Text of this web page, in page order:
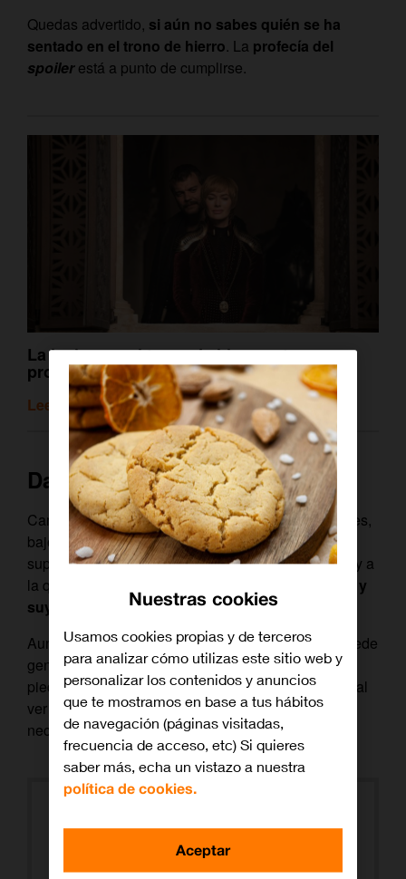
Quedas advertido, si aún no sabes quién se ha
sentado en el trono de hierro. La profecía del
spoilerestá a punto de cumplirse.
La lucha por el trono de hierro retoma su
protagonismo en ‘Juego de Tronos’
Leer artículo relacionado
Daenerys, la breve
Caminando en silencio entre escombros y cadáveres,
bajo una lluvia de ceniza. Así se enfrentan los
supervivientes de la batalla de Desembarco del Rey a
la que es su nueva realidad:
Daenerys ha ganado y
suyos son los Siete Reinos.
Aunque uno esté completamente en ruinas y no quede
gente a la que gobernar. Solo muertos entre las
piedras, como los que descubre Tyrion en la cripta, al
ver esa mano de oro asomar entre la ruina. Todos
necesitábamos ver esos cuerpos para creerlo.
Invernalia hasta Dorne”, resulta obvio
que Daenerys va a seguir con la
Nuestras cookies
Usamos cookies propias y de terceros
para analizar cómo utilizas este sitio web y
personalizar los contenidos y anuncios
que te mostramos en base a tus hábitos
de navegación (páginas visitadas,
frecuencia de acceso, etc) Si quieres
saber más, echa un vistazo a nuestra
política de cookies.
Aceptar